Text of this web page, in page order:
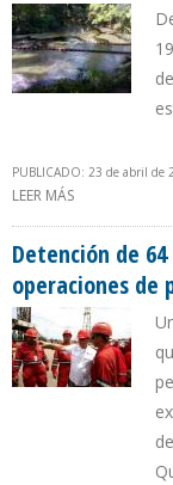
PUBLICADO: 23 de abril de
LEER MÁS
FUENTES
Detención de
operaciones de